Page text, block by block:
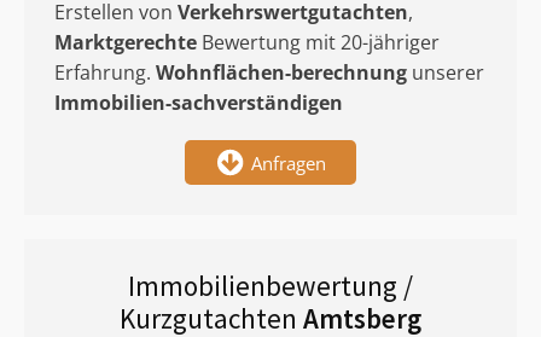
Erstellen von Verkehrswertgutachten,
Marktgerechte Bewertung mit 20-jähriger
Erfahrung. Wohnflächen-berechnung unserer
Immobilien-sachverständigen
Anfragen
Immobilienbewertung /
Kurzgutachten Amtsberg